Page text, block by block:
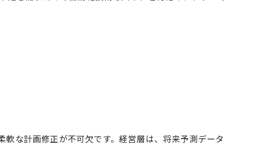
な計画修正が不可欠です。経営層は、将来予測データ